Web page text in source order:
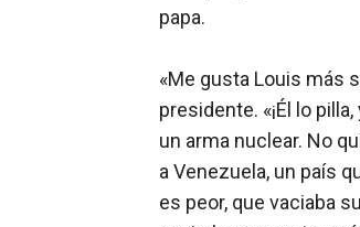
papa.
«Me gusta Louis más
presidente. «¡Él lo
un arma nuclear. No
a Venezuela, un país
es peor, que vaciaba